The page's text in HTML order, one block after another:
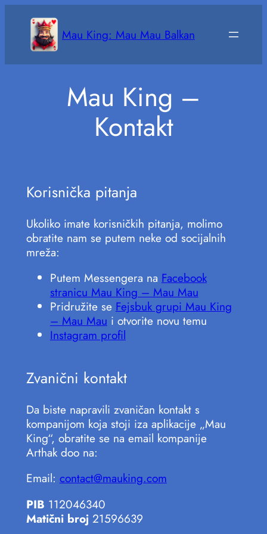
sadržaj
Mau King: Mau Mau Balkan
Mau King –
Kontakt
Korisnička pitanja
Ukoliko imate korisničkih pitanja, molimo
obratite nam se putem neke od socijalnih
mreža:
Putem Messengera na Facebook
stranicu Mau King – Mau Mau
Pridružite se Fejsbuk grupi Mau King
– Mau Mau i otvorite novu temu
Instagram profil
Zvanični kontakt
Da biste napravili zvaničan kontakt s
kompanijom koja stoji iza aplikacije „Mau
King“, obratite se na email kompanije
Arthak doo na:
Email: contact@mauking.com
PIB 112046340
Matični broj21596639